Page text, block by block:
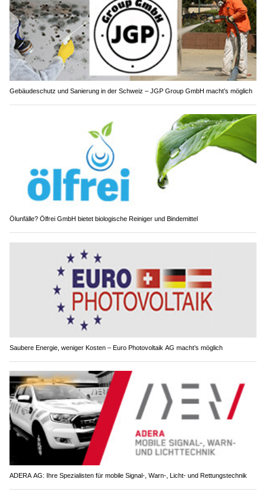
Gebäudeschutz und Sanierung in der Schweiz – JGP Group GmbH macht’s möglich
Ölunfälle? Ölfrei GmbH bietet biologische Reiniger und Bindemittel
Saubere Energie, weniger Kosten – Euro Photovoltaik AG macht’s möglich
ADERA AG: Ihre Spezialisten für mobile Signal-, Warn-, Licht- und Rettungstechnik